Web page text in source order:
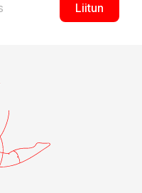
Liitun